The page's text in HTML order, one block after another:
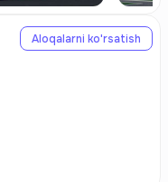
Aloqalarni ko'rsatish